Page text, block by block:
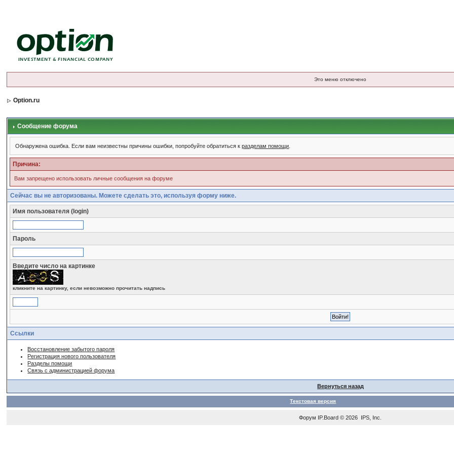
Это меню отключено
Option.ru
Сообщение форума
Обнаружена ошибка. Если вам неизвестны причины ошибки, попробуйте обратиться кразделам помощи
Причина:
Вам запрещено использовать личные сообщения на форуме
Сейчас вы не авторизованы. Можете сделать это, используя форму ниже.
Имя пользователя (login)
Пароль
Введите число на картинке
кликните на картинку, если невозможно прочитать надпись
Ссылки
Восстановление забытого пароля
Регистрация нового пользователя
Разделы помощи
Связь с администрацией форума
Вернуться назад
Текстовая версия
Форум IP.Board © 2026 IPS, Inc